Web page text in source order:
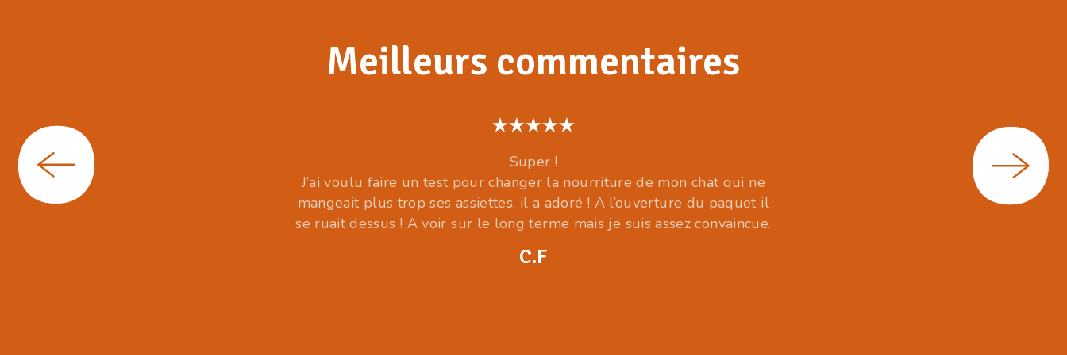
Meilleurs commentaires
Super !
J’ai voulu faire un test pour changer la nourriture de mon chat qui ne
mangeait plus trop ses assiettes, il a adoré ! A l’ouverture du paquet il
se ruait dessus ! A voir sur le long terme mais je suis assez convaincue.
C.F